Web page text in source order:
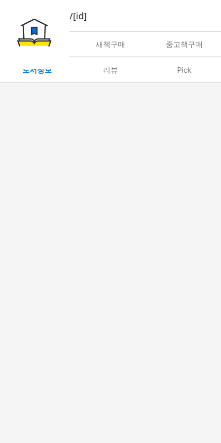
book/rent/[id]
대여 새책구매 중고책구매
도서정보 리뷰 Pick